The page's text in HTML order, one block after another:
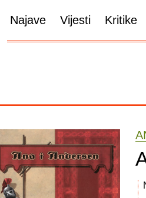
Najave Vijesti Kritike